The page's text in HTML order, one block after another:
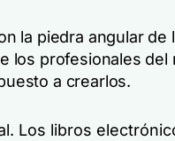
la piedra angular de
los profesionales del
a crearlos.
Los libros